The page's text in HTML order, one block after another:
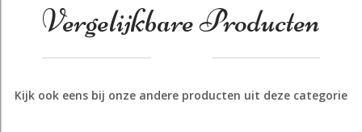
Vergelijkbare Producten
Kijk ook eens bij onze andere producten uit deze categorie